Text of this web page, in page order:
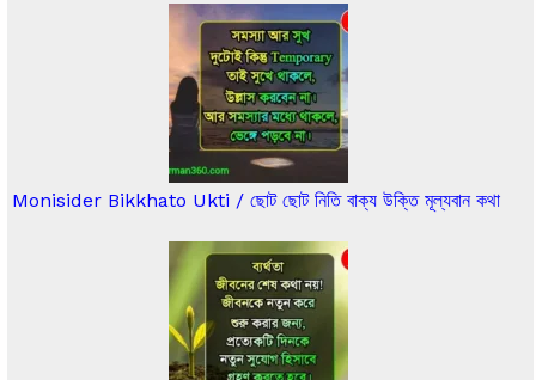
Monisider Bikkhato Ukti / ছোট ছোট নিতি বাক্য উক্তি মূল্যবান কথা